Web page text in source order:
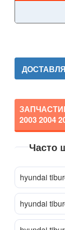
Santa Fe
Santa Fe
Tiburon
Tucson III
Tucson IV
Veloster I
JAGUAR
JEEP
KIA
attach_file
2003 2004
Часто
hyundai
hyundai